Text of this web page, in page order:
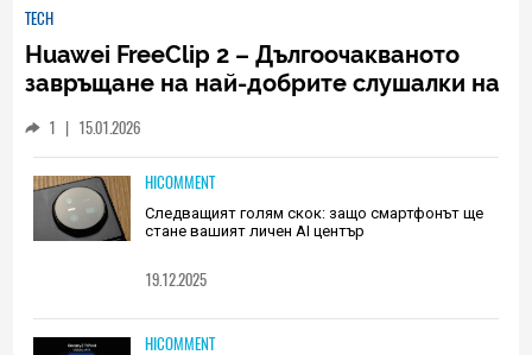
TECH
Huawei FreeClip 2 – Дългоочакваното
завръщане на най-добрите слушалки на
1 15.01.2026
HICOMMENT
Следващият голям скок: защо смартфонът ще
стане вашият личен AI център
19.12.2025
HICOMMENT